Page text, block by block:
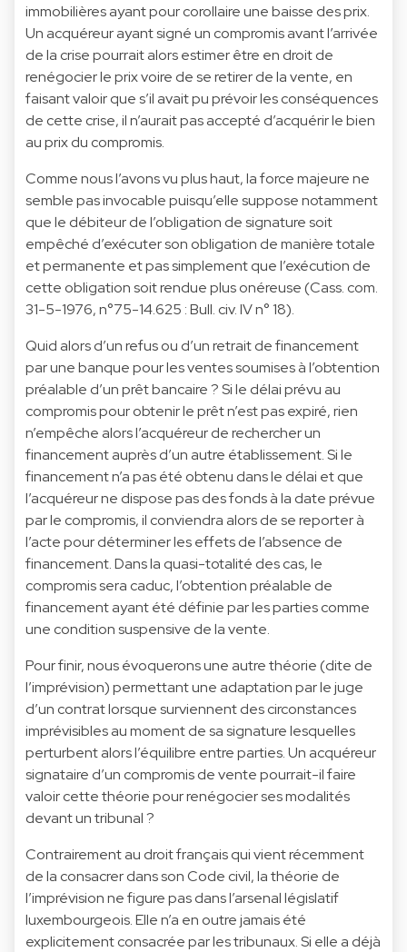
immobilières ayant pour corollaire une baisse des prix.
Un acquéreur ayant signé un compromis avant l’arrivée
de la crise pourrait alors estimer être en droit de
renégocier le prix voire de se retirer de la vente, en
faisant valoir que s’il avait pu prévoir les conséquences
de cette crise, il n’aurait pas accepté d’acquérir le bien
au prix du compromis.
Comme nous l’avons vu plus haut, la force majeure ne
semble pas invocable puisqu’elle suppose notamment
que le débiteur de l’obligation de signature soit
empêché d’exécuter son obligation de manière totale
et permanente et pas simplement que l’exécution de
cette obligation soit rendue plus onéreuse (Cass. com.
31-5-1976, n°75-14.625 : Bull. civ. IV n° 18).
Quid alors d’un refus ou d’un retrait de financement
par une banque pour les ventes soumises à l’obtention
préalable d’un prêt bancaire ? Si le délai prévu au
compromis pour obtenir le prêt n’est pas expiré, rien
n’empêche alors l’acquéreur de rechercher un
financement auprès d’un autre établissement. Si le
financement n’a pas été obtenu dans le délai et que
l’acquéreur ne dispose pas des fonds à la date prévue
par le compromis, il conviendra alors de se reporter à
l’acte pour déterminer les effets de l’absence de
financement. Dans la quasi-totalité des cas, le
compromis sera caduc, l’obtention préalable de
financement ayant été définie par les parties comme
une condition suspensive de la vente.
Pour finir, nous évoquerons une autre théorie (dite de
l’imprévision) permettant une adaptation par le juge
d’un contrat lorsque surviennent des circonstances
imprévisibles au moment de sa signature lesquelles
perturbent alors l’équilibre entre parties. Un acquéreur
signataire d’un compromis de vente pourrait-il faire
valoir cette théorie pour renégocier ses modalités
devant un tribunal ?
Contrairement au droit français qui vient récemment
de la consacrer dans son Code civil, la théorie de
l’imprévision ne figure pas dans l’arsenal législatif
luxembourgeois. Elle n’a en outre jamais été
explicitement consacrée par les tribunaux. Si elle a déjà